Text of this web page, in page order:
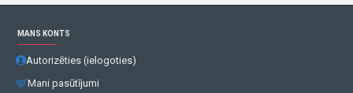
MANS KONTS
Autorizēties (ielogoties)
Mani pasūtījumi